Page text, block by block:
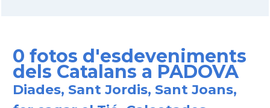
0 fotos d'esdeveniments
dels Catalans a PADOVA
Diades, Sant Jordis, Sant Joans,